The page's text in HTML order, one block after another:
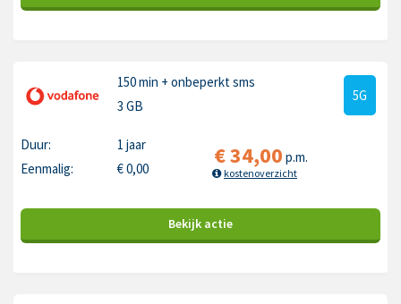
150 min + onbeperkt sms
3 GB
5G
Duur:
1 jaar
Eenmalig:
€0,00 €34,00 p.m.
kostenoverzicht
Bekijk actie